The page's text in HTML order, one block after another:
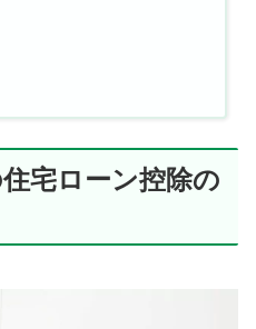
宅ローン控除の